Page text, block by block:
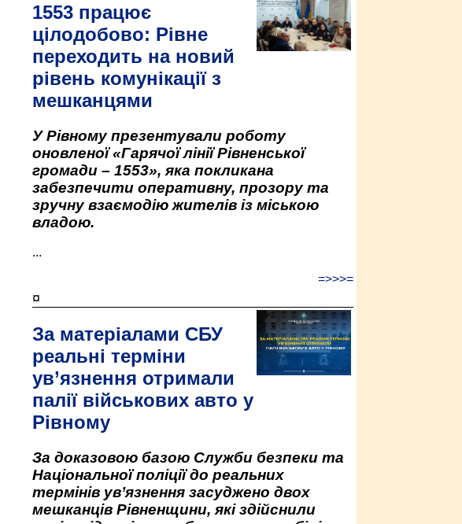
1553 працює
цілодобово: Рівне
переходить на новий
рівень комунікації з
мешканцями
У Рівному презентували роботу
оновленої «Гарячої лінії Рівненської
громади – 1553», яка покликана
забезпечити оперативну, прозору та
зручну взаємодію жителів із міською
владою.
...
=>>>=
¤
За матеріалами СБУ
реальні терміни
ув’язнення отримали
палії військових авто у
Рівному
За доказовою базою Служби безпеки та
Національної поліції до реальних
термінів ув’язнення засуджено двох
мешканців Рівненщини, які здійснили